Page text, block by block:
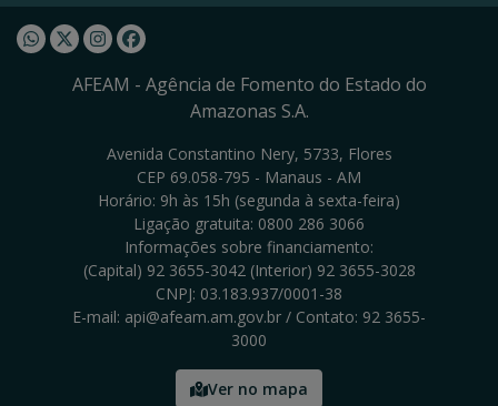
Whatsapp AFEAM
Twitter AFEAM
Instagram AFEAM
Facebook AFEAM
AFEAM - Agência de Fomento do Estado do
Amazonas S.A.
Avenida Constantino Nery, 5733, Flores
CEP 69.058-795 - Manaus - AM
Horário: 9h às 15h (segunda à sexta-feira)
Ligação gratuita: 0800 286 3066
Informações sobre financiamento:
(Capital) 92 3655-3042 (Interior) 92 3655-3028
CNPJ: 03.183.937/0001-38
E-mail: api@afeam.am.gov.br / Contato: 92 3655-
3000
Ver no mapa